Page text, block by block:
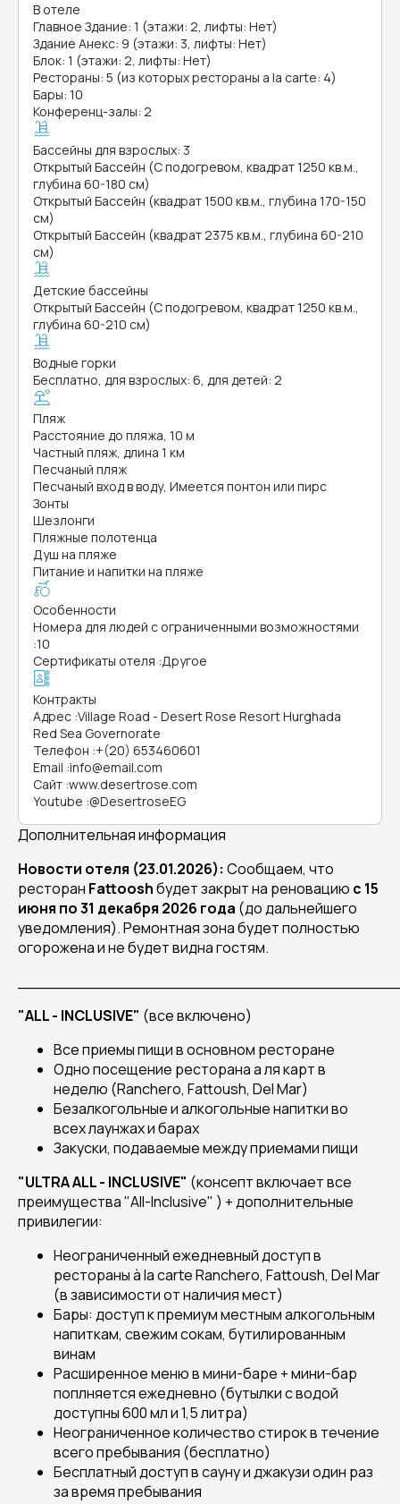
В отеле
Главное Здание: 1 (этажи: 2, лифты: Нет)
Здание Анекс: 9 (этажи: 3, лифты: Нет)
Блок: 1 (этажи: 2, лифты: Нет)
Рестораны: 5 (из которых рестораны a la carte: 4)
Бары: 10
Конференц-залы: 2
Бассейны для взрослых: 3
Открытый Бассейн (С подогревом, квадрат 1250 кв.м.,
глубина 60-180 см)
Открытый Бассейн (квадрат 1500 кв.м., глубина 170-150
см)
Открытый Бассейн (квадрат 2375 кв.м., глубина 60-210
см)
Детские бассейны
Открытый Бассейн (С подогревом, квадрат 1250 кв.м.,
глубина 60-210 см)
Водные горки
Бесплатно, для взрослых: 6, для детей: 2
Пляж
Расстояние до пляжа, 10 м
Частный пляж, длина 1 км
Песчаный пляж
Песчаный вход в воду, Имеется понтон или пирс
Зонты
Шезлонги
Пляжные полотенца
Душ на пляже
Питание и напитки на пляже
Особенности
Номера для людей с ограниченными возможностями
:10
Сертификаты отеля :Другое
Контракты
Адрес :Village Road - Desert Rose Resort Hurghada
Red Sea Governorate
Телефон :+(20) 653460601
Email :info@email.com
Сайт :www.desertrose.com
Youtube :@DesertroseEG
Дополнительная информация
Новости отеля (23.01.2026): Сообщаем, что
ресторан Fattooshбудет закрыт на реновацию с 15
июня по 31 декабря 2026 года (до дальнейшего
уведомления). Ремонтная зона будет полностью
огорожена и не будет видна гостям.
"ALL- INCLUSIVE" (все включено)
Все приемы пищи в основном ресторане
Одно посещение ресторана а ля карт в
неделю (Ranchero, Fattoush, Del Mar)
Безалкогольные и алкогольные напитки во
всех лаунжах и барах
Закуски, подаваемые между приемами пищи
"ULTRAALL- INCLUSIVE" (консепт включает все
преимущества "All-Inclusive" ) + дополнительные
привилегии:
Неограниченный ежедневный доступ в
рестораны à la carte Ranchero, Fattoush, Del Mar
(в зависимости от наличия мест)
Бары: доступ к премиум местным алкогольным
напиткам, свежим сокам, бутилированным
винам
Расширенное меню в мини-баре + мини-бар
поплняется ежедневно (бутылки с водой
доступны 600 мл и 1,5 литра)
Неограниченное количество стирок в течение
всего пребывания (бесплатно)
Бесплатный доступ в сауну и джакузи один раз
за время пребывания